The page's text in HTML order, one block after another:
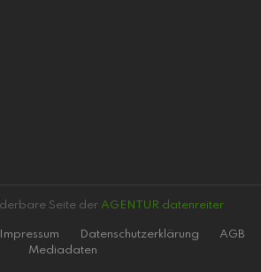
Seite der AGENTUR datenreiter
Impressum Datenschutzerklärung
AGB
Mediadaten